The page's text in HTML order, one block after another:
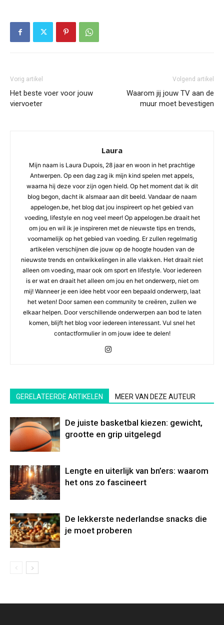
Vorig artikel
Het beste voer voor jouw
viervoeter
Volgend artikel
Waarom jij jouw TV aan de
muur moet bevestigen
Laura
Mijn naam is Laura Dupois, 28 jaar en woon in het prachtige
Antwerpen. Op een dag zag ik mijn kind spelen met appels,
waarna hij deze voor zijn ogen hield. Op het moment dat ik dit
blog begon, dacht ik alsmaar aan dit beeld. Vandaar de naam
appelogen.be, het blog dat jou inspireert op het gebied van
voeding, lifestyle en nog veel meer! Op appelogen.be draait het
om jou en wil ik je inspireren met de nieuwste tips en trends,
voornamelijk op het gebied van voeding. Er zullen regelmatig
artikelen verschijnen die jouw op de hoogte houden van de
nieuwste trends en ontwikkelingen in alle vlakken. Het draait niet
alleen om voeding, maar ook om sport en lifestyle. Voor iedereen
is er wat en draait het alleen om jou en het onderwerp, niet om
mij! Wanneer je een idee hebt voor een bepaald onderwerp, laat
het weten! Door samen een community te creëren, zullen we
elkaar helpen. Door verschillende onderwerpen aan bod te laten
komen, blijft het blog voor iedereen interessant. Vul snel het
contactformulier in om jouw idee te delen!
GERELATEERDE ARTIKELEN MEER VAN DEZE AUTEUR
De juiste basketbal kiezen: gewicht,
grootte en grip uitgelegd
Lengte en uiterlijk van bn’ers: waarom
het ons zo fascineert
De lekkerste nederlandse snacks die
je moet proberen